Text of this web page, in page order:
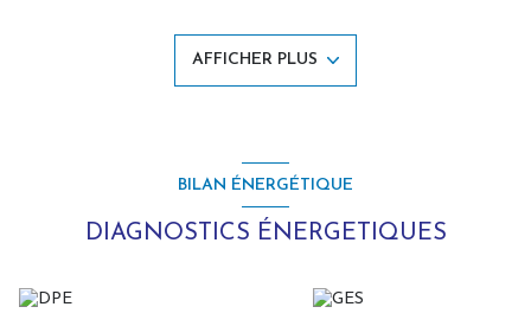
au garage, complète ce niveau.
Une première chambre en rez-de-chaussée avec salle de bains
d’eau, ainsi qu’une salle de bains.
modernisation afin de révéler tout son potentiel et répondre aux
standards contemporains.
ont été récemment rénovées.
Le terrain, constructible et piscinable, offre de belles perspectives
AFFICHER PLUS
BILAN ÉNERGÉTIQUE
DIAGNOSTICS ÉNERGETIQUES